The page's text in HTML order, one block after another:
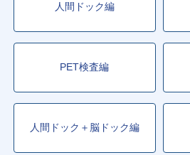
人間ドック編
PET検査編
人間ドック＋脳ドック編